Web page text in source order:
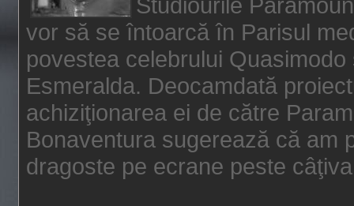
vor să se întoarcă în Parisul
povestea celebrului
Esmeralda. Deocamdată
achiziţionarea ei de către
Bonaventura sugerează că am
dragoste pe ecrane peste